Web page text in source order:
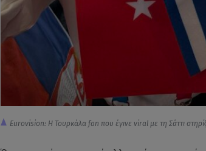
Eurovision: Η Τουρκάλα fan που έγινε viral με τη Σάττι